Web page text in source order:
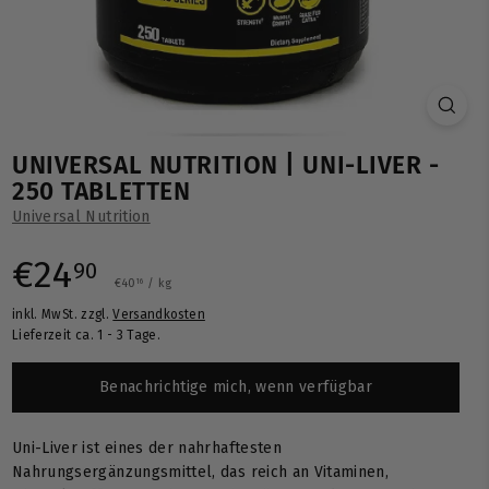
UNIVERSAL NUTRITION | UNI-LIVER -
250 TABLETTEN
Universal Nutrition
Normaler
Preis
€2490 €24,90
€40 16 €40,16
/ kg
inkl. MwSt. zzgl.Versandkosten
Lieferzeit ca. 1 - 3 Tage.
Benachrichtige mich, wenn verfügbar
Uni-Liver ist eines der nahrhaftesten
Nahrungsergänzungsmittel, das reich an Vitaminen,